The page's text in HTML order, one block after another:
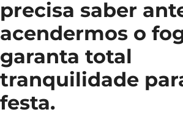
precisa saber
acendermos o
garanta total
tranquilidade
festa.